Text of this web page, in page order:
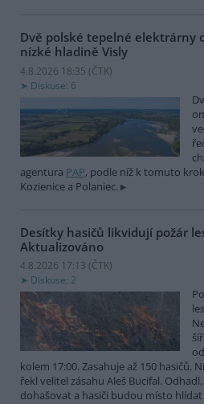
Dvě polské tepelné elektrárny
nízké hladině Visly
4.8.2026 18:35 (ČTK)
Diskuse: 6
agentura PAP, podle níž k tomuto
Kozienice a Polaniec.
Desítky hasičů likvidují požár
Aktualizováno
4.8.2026 17:13 (ČTK)
Diskuse: 2
kolem 17:00. Zasahuje až 150 hasičů.
řekl velitel zásahu Aleš Bucifal.
dohašovat a hasiči budou místo